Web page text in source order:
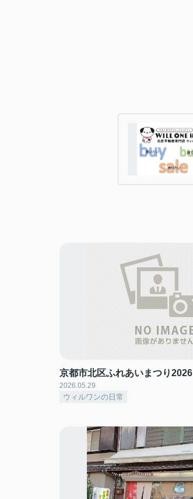
京都市北区ふれあいまつり2026
2026.05.29
ウィルワンの日常